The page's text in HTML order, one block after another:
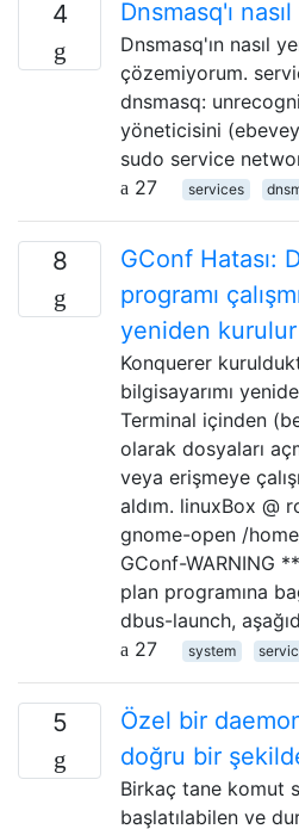
4 Dnsmasq'ı
Dnsmasq'ın nasıl
çözemiyorum.
dnsmasq:
yöneticisini
sudo service
27
services
8
GConf Hatası:
programı
yeniden kurulur
Konquerer
bilgisayarımı
Terminal içinden
olarak dosyaları
veya erişmeye
aldım. linuxBox @
gnome-open /
GConf-WARNING
plan programına
dbus-launch,
27
system
5
Özel bir
doğru bir
Birkaç tane komut
başlatılabilen ve